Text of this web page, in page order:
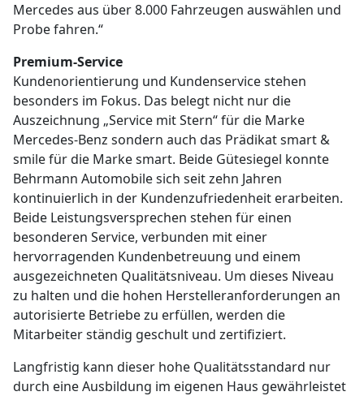
Mercedes aus über 8.000 Fahrzeugen auswählen und
Probe fahren.“
Premium-Service
Kundenorientierung und Kundenservice stehen
besonders im Fokus. Das belegt nicht nur die
Auszeichnung „Service mit Stern“ für die Marke
Mercedes-Benz sondern auch das Prädikat smart &
smile für die Marke smart. Beide Gütesiegel konnte
Behrmann Automobile sich seit zehn Jahren
kontinuierlich in der Kundenzufriedenheit erarbeiten.
Beide Leistungsversprechen stehen für einen
besonderen Service, verbunden mit einer
hervorragenden Kundenbetreuung und einem
ausgezeichneten Qualitätsniveau. Um dieses Niveau
zu halten und die hohen Herstelleranforderungen an
autorisierte Betriebe zu erfüllen, werden die
Mitarbeiter ständig geschult und zertifiziert.
Langfristig kann dieser hohe Qualitätsstandard nur
durch eine Ausbildung im eigenen Haus gewährleistet